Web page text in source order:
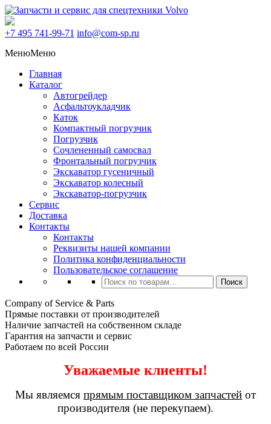
+7 495 741-99-71 info@com-sp.ru
МенюМеню
Главная
Каталог
Автогрейдер
Асфальтоукладчик
Каток
Компактный погрузчик
Погрузчик
Сочлененный самосвал
Фронтальный погрузчик
Экскаватор гусеничный
Экскаватор колесный
Экскаватор-погрузчик
Сервис
Доставка
Контакты
Контакты
Реквизиты нашей компании
Политика конфиденциальности
Пользовательское соглашение
Искать:
Поиск
Company of Service & Parts
Прямые поставки от производителей
Наличие запчастей на собственном складе
Гарантия на запчасти и сервис
Работаем по всей России
Уважаемые клиенты!
Мы являемся прямым поставщиком запчастей от
производителя (не перекупаем).